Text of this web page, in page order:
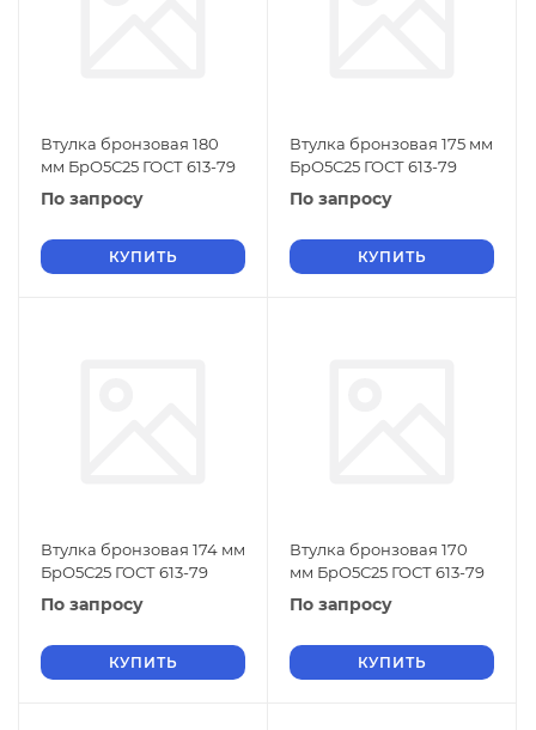
Втулка бронзовая 180
мм БрО5С25 ГОСТ 613-79
По запросу
КУПИТЬ
Втулка бронзовая 175 мм
БрО5С25 ГОСТ 613-79
По запросу
КУПИТЬ
Втулка бронзовая 174 мм
БрО5С25 ГОСТ 613-79
По запросу
КУПИТЬ
Втулка бронзовая 170
мм БрО5С25 ГОСТ 613-79
По запросу
КУПИТЬ